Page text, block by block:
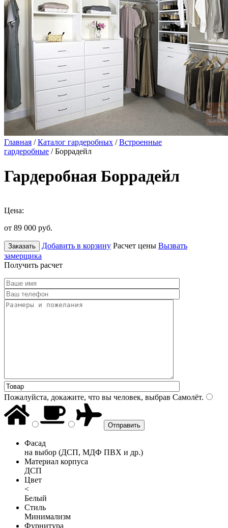
Главная /Каталог гардеробных /Встроенные
гардеробные / Боррадейл
Гардеробная Боррадейл
Цена:
от 89 000 руб.
Заказать Добавить в корзину Расчет цены Вызвать
замерщика
Получить расчет
Пожалуйста, докажите, что вы человек, выбрав Самолёт.
Фасад
на выбор (ДСП, МДФ ПВХ и др.)
Материал корпуса
ДСП
Цвет
<
Белый
Стиль
Минимализм
Фурнитура